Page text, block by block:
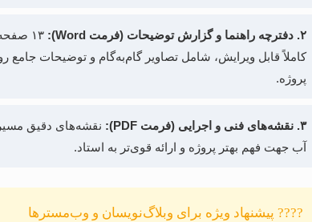
۲. دفترچه راهنما و گزارش توضیحات (فرمت Word):
۱۳
کاملاً قابل ویرایش، شامل تصاویر گام‌به‌گام و توضیحات جامع
پروژه.
۳. نقشه‌های فنی و اجرایی (فرمت PDF):
نقشه‌های دقیق مسیر
آب جهت فهم بهتر پروژه و ارائه قوی‌تر به استاد.
???? پیشنهاد ویژه برای وبلاگ‌نویسان و وب‌مسترها